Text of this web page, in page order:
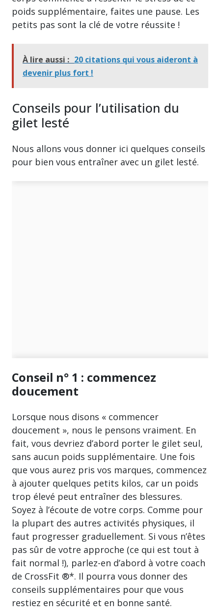
poids supplémentaire, faites une pause. Les
petits pas sont la clé de votre réussite !
À lire aussi : 20 citations qui vous aideront à
devenir plus fort !
Conseils pour l’utilisation du
gilet lesté
Nous allons vous donner ici quelques conseils
pour bien vous entraîner avec un gilet lesté.
Conseil n° 1 : commencez
doucement
Lorsque nous disons « commencer
doucement », nous le pensons vraiment. En
fait, vous devriez d’abord porter le gilet seul,
sans aucun poids supplémentaire. Une fois
que vous aurez pris vos marques, commencez
à ajouter quelques petits kilos, car un poids
trop élevé peut entraîner des blessures.
Soyez à l’écoute de votre corps. Comme pour
la plupart des autres activités physiques, il
faut progresser graduellement. Si vous n’êtes
pas sûr de votre approche (ce qui est tout à
fait normal !), parlez-en d’abord à votre coach
de CrossFit ®*. Il pourra vous donner des
conseils supplémentaires pour que vous
restiez en sécurité et en bonne santé.